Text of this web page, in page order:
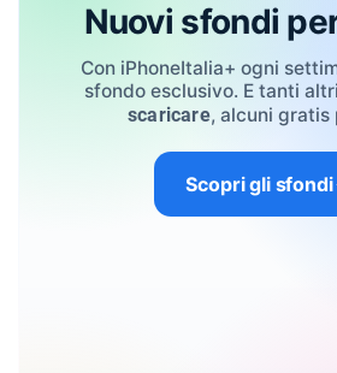
Nuovi sfondi
Con iPhoneItalia+ ogni
sfondo esclusivo. E tanti
scaricare, alcuni gratis
Scopri gli sfondi